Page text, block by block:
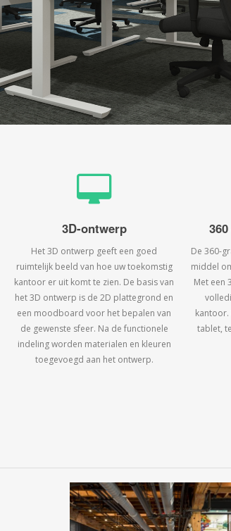
3D-ontwerp
Het 3D ontwerp geeft een goed
ruimtelijk beeld van hoe uw toekomstig
kantoor er uit komt te zien. De basis van
het 3D ontwerp is de 2D plattegrond en
een moodboard voor het bepalen van
de gewenste sfeer. Na de functionele
indeling worden materialen en kleuren
toegevoegd aan het ontwerp.
De 360-
middel
Met een
kantoor.
tablet,